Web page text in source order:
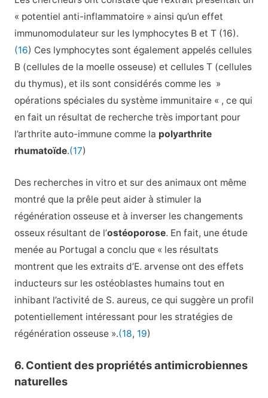
« potentiel anti-inflammatoire » ainsi qu’un effet
immunomodulateur sur les lymphocytes B et T (16).
(16) Ces lymphocytes sont également appelés cellules
B (cellules de la moelle osseuse) et cellules T (cellules
du thymus), et ils sont considérés comme les »
opérations spéciales du système immunitaire « , ce qui
en fait un résultat de recherche très important pour
l’arthrite auto-immune comme la polyarthrite
rhumatoïde.(17)
Des recherches in vitro et sur des animaux ont même
montré que la prêle peut aider à stimuler la
régénération osseuse et à inverser les changements
osseux résultant de l’ostéoporose. En fait, une étude
menée au Portugal a conclu que « les résultats
montrent que les extraits d’E. arvense ont des effets
inducteurs sur les ostéoblastes humains tout en
inhibant l’activité de S. aureus, ce qui suggère un profil
potentiellement intéressant pour les stratégies de
régénération osseuse ».(18, 19)
6. Contient des propriétés antimicrobiennes
naturelles